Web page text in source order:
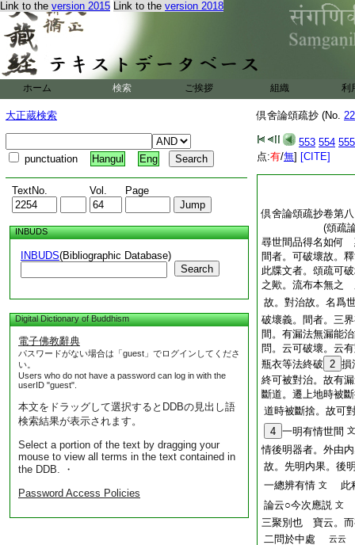
Link to the version 2015 Link to the version 2018
ホーム 検索 ご挨拶 組織 利
大正蔵検索
punctuation Hangul Eng
TextNo. Vol. Page
INBUDS
INBUDS(Bibliographic Database)
Search
Digital Dictionary of Buddhism
電子佛教辭典
パスワードがない場合は「guest」でログインしてくださ
い。
Users who do not have a password can log in with the
userID "guest".
本文をドラッグして選択するとDDBの見出し語
検索結果が表示されます。
Select a portion of the text by dragging your
mouse to view all terms in the text contained in
the DDB. ・
Password Access Policies
倶舍論頌疏抄 (No.
553 554 555
点:有/無] [CITE]
倶舍論頌疏抄卷第八
(頌疏論本
尋世間品得名如何
間者。可破壞故。
此牒文者。頌疏可
之歟。流布本無之
故。對治故。名爲
破壞義。間者。三
間。有漏法無漏能
問。云可破壞。云
瓶衣等法終破 2 損
終可被對治。故有
斷道。遷上地時被
道時被斷捨。故可
4 一明有情世間 文
情後明器者。外由
故。先明内果。後
一總辨有情 文
此
論云○今次應説 文
三聚別也 寶云。而
二問於中處
云云